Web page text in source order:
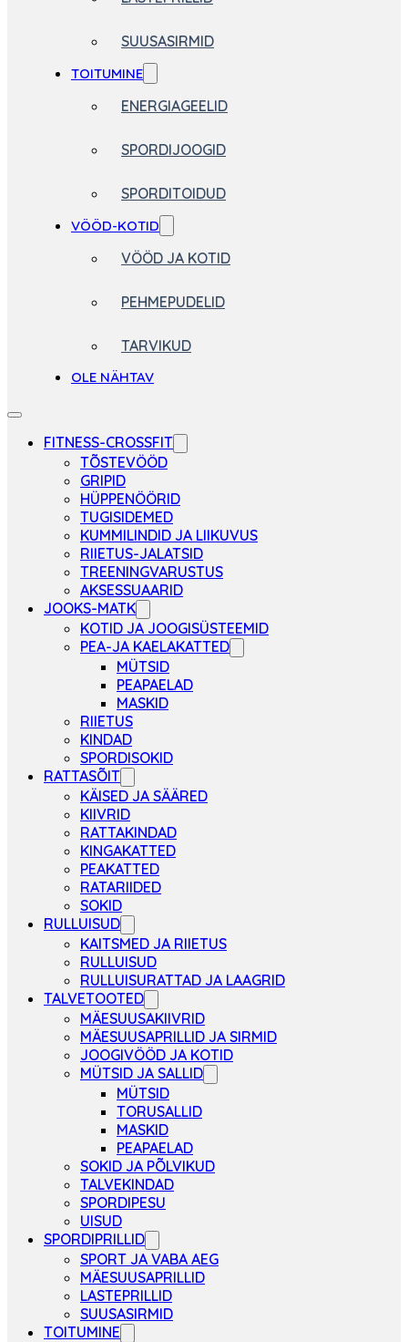
SUUSASIRMID
TOITUMINE
ENERGIAGEELID
SPORDIJOOGID
SPORDITOIDUD
VÖÖD-KOTID
VÖÖD JA KOTID
PEHMEPUDELID
TARVIKUD
OLE NÄHTAV
FITNESS-CROSSFIT
TÕSTEVÖÖD
GRIPID
HÜPPENÖÖRID
TUGISIDEMED
KUMMILINDID JA LIIKUVUS
RIIETUS-JALATSID
TREENINGVARUSTUS
AKSESSUAARID
JOOKS-MATK
KOTID JA JOOGISÜSTEEMID
PEA-JA KAELAKATTED
MÜTSID
PEAPAELAD
MASKID
RIIETUS
KINDAD
SPORDISOKID
RATTASÕIT
KÄISED JA SÄÄRED
KIIVRID
RATTAKINDAD
KINGAKATTED
PEAKATTED
RATARIIDED
SOKID
RULLUISUD
KAITSMED JA RIIETUS
RULLUISUD
RULLUISURATTAD JA LAAGRID
TALVETOOTED
MÄESUUSAKIIVRID
MÄESUUSAPRILLID JA SIRMID
JOOGIVÖÖD JA KOTID
MÜTSID JA SALLID
MÜTSID
TORUSALLID
MASKID
PEAPAELAD
SOKID JA PÕLVIKUD
TALVEKINDAD
SPORDIPESU
UISUD
SPORDIPRILLID
SPORT JA VABA AEG
MÄESUUSAPRILLID
LASTEPRILLID
SUUSASIRMID
TOITUMINE